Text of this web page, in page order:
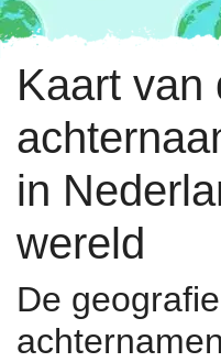
Kaart van
in
wereld
De